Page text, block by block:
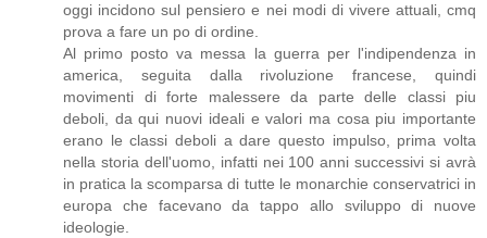
oggi incidono sul pensiero e nei modi di vivere attuali, cmq
prova a fare un po di ordine.
Al primo posto va messa la guerra per l'indipendenza in
america, seguita dalla rivoluzione francese, quindi
movimenti di forte malessere da parte delle classi piu
deboli, da qui nuovi ideali e valori ma cosa piu importante
erano le classi deboli a dare questo impulso, prima volta
nella storia dell'uomo, infatti nei 100 anni successivi si avrà
in pratica la scomparsa di tutte le monarchie conservatrici in
europa che facevano da tappo allo sviluppo di nuove
ideologie.